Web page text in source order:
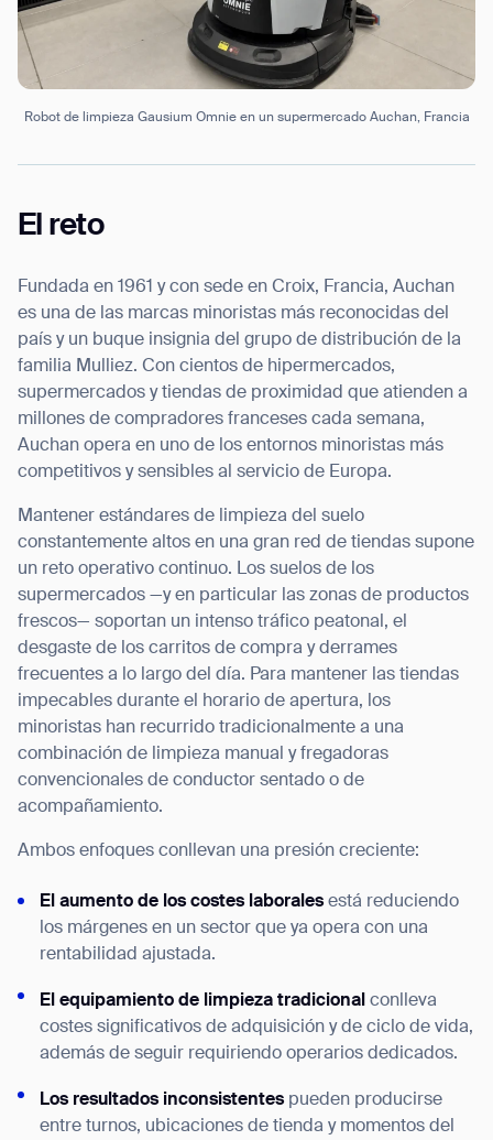
Robot de limpieza Gausium Omnie en un supermercado Auchan, Francia
El reto
Fundada en 1961 y con sede en Croix, Francia, Auchan
es una de las marcas minoristas más reconocidas del
país y un buque insignia del grupo de distribución de la
familia Mulliez. Con cientos de hipermercados,
supermercados y tiendas de proximidad que atienden a
millones de compradores franceses cada semana,
Auchan opera en uno de los entornos minoristas más
competitivos y sensibles al servicio de Europa.
Mantener estándares de limpieza del suelo
constantemente altos en una gran red de tiendas supone
un reto operativo continuo. Los suelos de los
supermercados —y en particular las zonas de productos
frescos— soportan un intenso tráfico peatonal, el
desgaste de los carritos de compra y derrames
frecuentes a lo largo del día. Para mantener las tiendas
impecables durante el horario de apertura, los
minoristas han recurrido tradicionalmente a una
combinación de limpieza manual y fregadoras
convencionales de conductor sentado o de
acompañamiento.
Ambos enfoques conllevan una presión creciente:
El aumento de los costes laborales está reduciendo
los márgenes en un sector que ya opera con una
rentabilidad ajustada.
El equipamiento de limpieza tradicional conlleva
costes significativos de adquisición y de ciclo de vida,
además de seguir requiriendo operarios dedicados.
Los resultados inconsistentes pueden producirse
entre turnos, ubicaciones de tienda y momentos del